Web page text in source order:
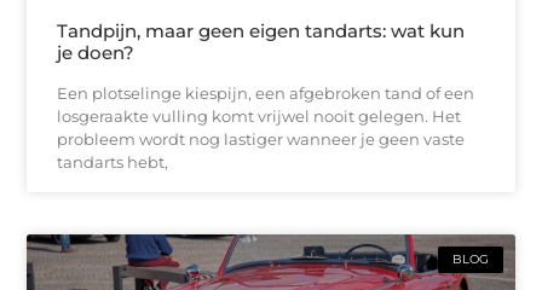
Tandpijn, maar geen eigen tandarts: wat kun
je doen?
Een plotselinge kiespijn, een afgebroken tand of een
losgeraakte vulling komt vrijwel nooit gelegen. Het
probleem wordt nog lastiger wanneer je geen vaste
tandarts hebt,
BLOG